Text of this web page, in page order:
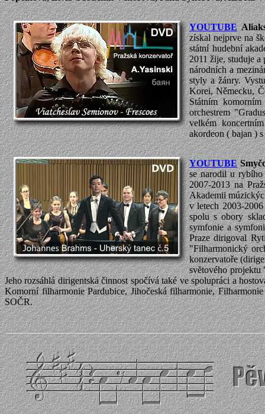
YOUTUBE
získal nejprve na
státní hudební
2011 žije, studuje a
národních a
styly a žánry.
Korei, Německu,
Státním
orchestrem
velkém
akordeon ( bajan )
YOUTUBE
se narodil u
2007-2013 na
Akademii
v letech 2003-
spolu s obory
symfonie a
Praze dirigoval
"Filharmonický
konzervatoře
světového
Jeho rozsáhlá dirigentská činnost spočívá také ve spolupráci a
Komorní filharmonie Pardubice, Jihočeská filharmonie,
SOČR.